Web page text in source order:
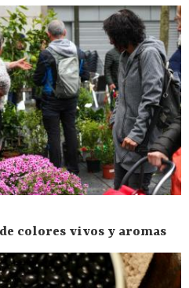
colores vivos y aromas